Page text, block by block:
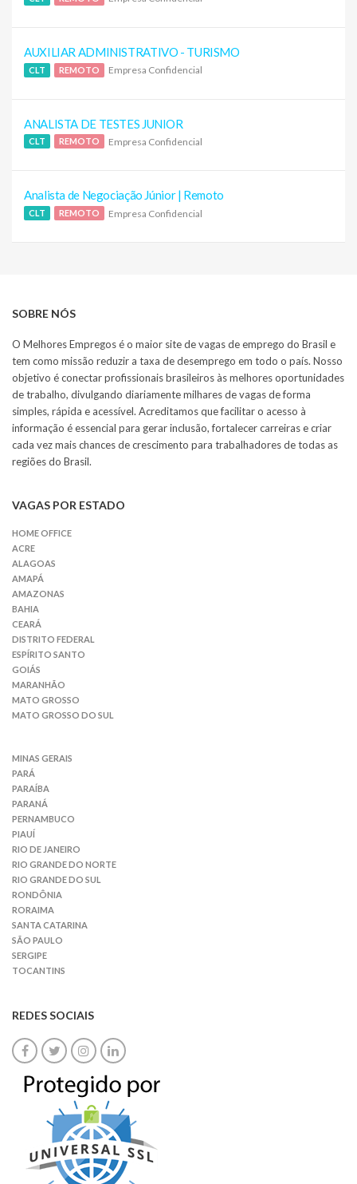
AUXILIAR ADMINISTRATIVO - TURISMO
CLT REMOTO Empresa Confidencial
ANALISTA DE TESTES JUNIOR
CLT REMOTO Empresa Confidencial
Analista de Negociação Júnior | Remoto
CLT REMOTO Empresa Confidencial
SOBRE NÓS
O Melhores Empregos é o maior site de vagas de emprego do Brasil e
tem como missão reduzir a taxa de desemprego em todo o país. Nosso
objetivo é conectar profissionais brasileiros às melhores oportunidades
de trabalho, divulgando diariamente milhares de vagas de forma
simples, rápida e acessível. Acreditamos que facilitar o acesso à
informação é essencial para gerar inclusão, fortalecer carreiras e criar
cada vez mais chances de crescimento para trabalhadores de todas as
regiões do Brasil.
VAGAS POR ESTADO
HOME OFFICE
ACRE
ALAGOAS
AMAPÁ
AMAZONAS
BAHIA
CEARÁ
DISTRITO FEDERAL
ESPÍRITO SANTO
GOIÁS
MARANHÃO
MATO GROSSO
MATO GROSSO DO SUL
MINAS GERAIS
PARÁ
PARAÍBA
PARANÁ
PERNAMBUCO
PIAUÍ
RIO DE JANEIRO
RIO GRANDE DO NORTE
RIO GRANDE DO SUL
RONDÔNIA
RORAIMA
SANTA CATARINA
SÃO PAULO
SERGIPE
TOCANTINS
REDES SOCIAIS